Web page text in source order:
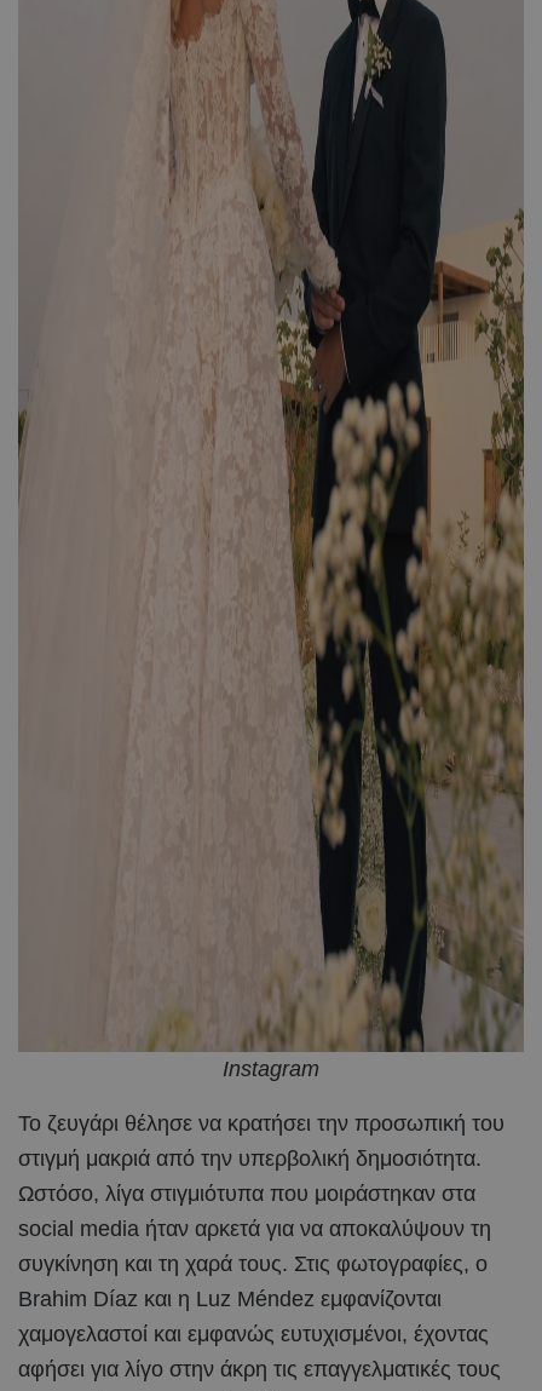
Instagram
Το ζευγάρι θέλησε να κρατήσει την προσωπική του
στιγμή μακριά από την υπερβολική δημοσιότητα.
Ωστόσο, λίγα στιγμιότυπα που μοιράστηκαν στα
social media ήταν αρκετά για να αποκαλύψουν τη
συγκίνηση και τη χαρά τους. Στις φωτογραφίες, ο
Brahim Díaz και η Luz Méndez εμφανίζονται
χαμογελαστοί και εμφανώς ευτυχισμένοι, έχοντας
αφήσει για λίγο στην άκρη τις επαγγελματικές τους